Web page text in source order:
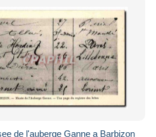
de l'auberge Ganne a Barbizon